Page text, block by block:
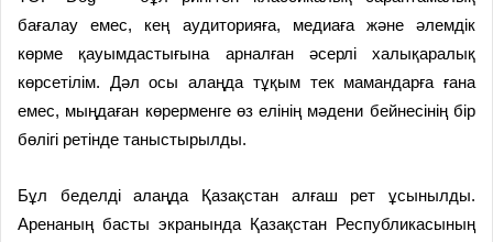
бағалау емес, кең аудиторияға, медиаға және әлемдік
көрме қауымдастығына арналған әсерлі халықаралық
көрсетілім. Дәл осы алаңда тұқым тек мамандарға ғана
емес, мыңдаған көрерменге өз елінің мәдени бейнесінің бір
бөлігі ретінде таныстырылды.
Бұл беделді алаңда Қазақстан алғаш рет ұсынылды.
Аренаның басты экранында Қазақстан Республикасының